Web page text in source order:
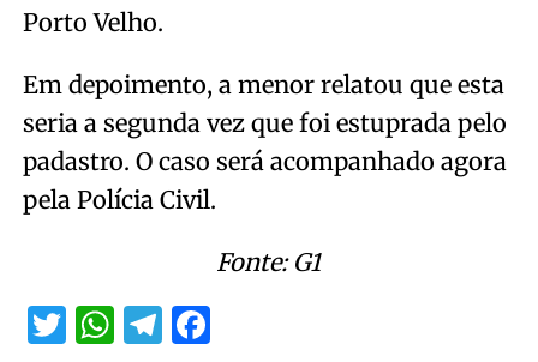
Porto Velho.
Em depoimento, a menor relatou que esta
seria a segunda vez que foi estuprada pelo
padastro. O caso será acompanhado agora
pela Polícia Civil.
Fonte: G1
Twitter
WhatsApp
Telegram
Facebook